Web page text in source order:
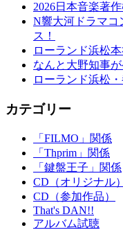
2026日本音楽著
N響大河ドラマコ
ス！
ローランド浜松
なんと大野知事が
ローランド浜松
カテゴリー
「FILMO」関係
「Thprim」関係
「鍵盤王子」関係
CD（オリジナル）
CD（参加作品）
That's DAN!!
アルバム試聴